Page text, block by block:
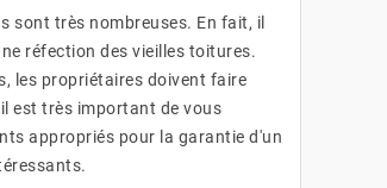
sont très nombreuses. En fait, il
réfection des vieilles toitures.
les propriétaires doivent faire
est très important de vous
appropriés pour la garantie d'un